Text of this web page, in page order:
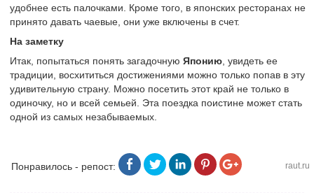
удобнее есть палочками. Кроме того, в японских ресторанах не
принято давать чаевые, они уже включены в счет.
На заметку
Итак, попытаться понять загадочную Японию , увидеть ее
традиции, восхититься достижениями можно только попав в эту
удивительную страну. Можно посетить этот край не только в
одиночку, но и всей семьей. Эта поездка поистине может стать
одной из самых незабываемых.
Понравилось - репост: raut.ru